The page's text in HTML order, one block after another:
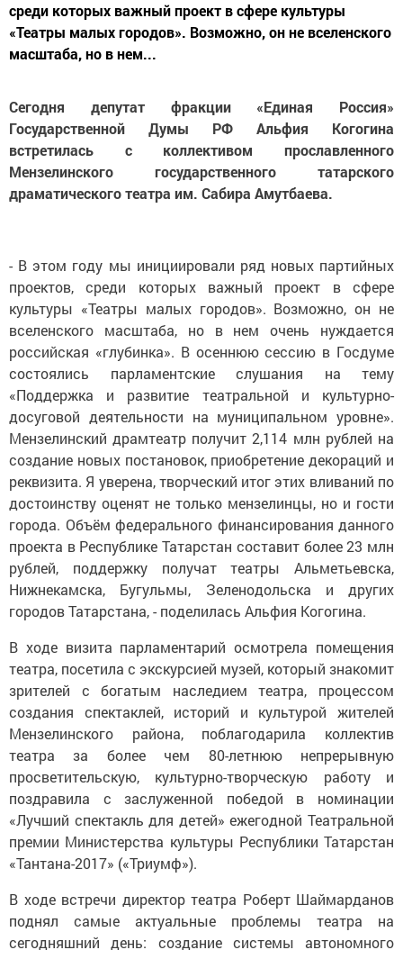
среди которых важный проект в сфере культуры
«Театры малых городов». Возможно, он не вселенского
масштаба, но в нем...
Сегодня депутат фракции «Единая Россия»
Государственной Думы РФ Альфия Когогина
встретилась с коллективом прославленного
Мензелинского государственного татарского
драматического театра им. Сабира Амутбаева.
- В этом году мы инициировали ряд новых партийных
проектов, среди которых важный проект в сфере
культуры «Театры малых городов». Возможно, он не
вселенского масштаба, но в нем очень нуждается
российская «глубинка». В осеннюю сессию в Госдуме
состоялись парламентские слушания на тему
«Поддержка и развитие театральной и культурно-
досуговой деятельности на муниципальном уровне».
Мензелинский драмтеатр получит 2,114 млн рублей на
создание новых постановок, приобретение декораций и
реквизита. Я уверена, творческий итог этих вливаний по
достоинству оценят не только мензелинцы, но и гости
города. Объём федерального финансирования данного
проекта в Республике Татарстан составит более 23 млн
рублей, поддержку получат театры Альметьевска,
Нижнекамска, Бугульмы, Зеленодольска и других
городов Татарстана, - поделилась Альфия Когогина.
В ходе визита парламентарий осмотрела помещения
театра, посетила с экскурсией музей, который знакомит
зрителей с богатым наследием театра, процессом
создания спектаклей, историй и культурой жителей
Мензелинского района, поблагодарила коллектив
театра за более чем 80-летнюю непрерывную
просветительскую, культурно-творческую работу и
поздравила с заслуженной победой в номинации
«Лучший спектакль для детей» ежегодной Театральной
премии Министерства культуры Республики Татарстан
«Тантана-2017» («Триумф»).
В ходе встречи директор театра Роберт Шаймарданов
поднял самые актуальные проблемы театра на
сегодняшний день: создание системы автономного